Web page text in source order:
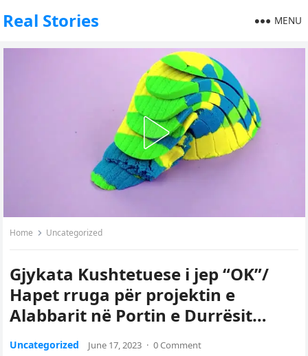
Real Stories MENU
Home Uncategorized
Gjykata Kushtetuese i jep “OK”/
Hapet rruga për projektin e
Alabbarit në Portin e Durrësit…
Uncategorized June 17, 2023 · 0 Comment